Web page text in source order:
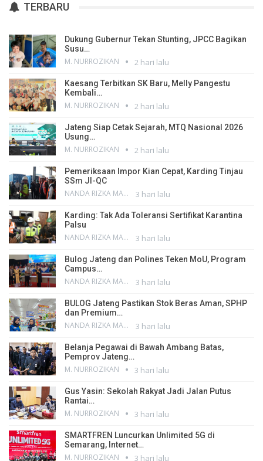
TERBARU
Dukung Gubernur Tekan Stunting, JPCC Bagikan
Susu…
M. NURROZIKAN 2 hari lalu
Kaesang Terbitkan SK Baru, Melly Pangestu
Kembali…
M. NURROZIKAN 2 hari lalu
Jateng Siap Cetak Sejarah, MTQ Nasional 2026
Usung…
M. NURROZIKAN 2 hari lalu
Pemeriksaan Impor Kian Cepat, Karding Tinjau
SSm JI-QC
NANDA RIZKA MAHENDRA 3 hari lalu
Karding: Tak Ada Toleransi Sertifikat Karantina
Palsu
NANDA RIZKA MAHENDRA 3 hari lalu
Bulog Jateng dan Polines Teken MoU, Program
Campus…
NANDA RIZKA MAHENDRA 3 hari lalu
BULOG Jateng Pastikan Stok Beras Aman, SPHP
dan Premium…
NANDA RIZKA MAHENDRA 3 hari lalu
Belanja Pegawai di Bawah Ambang Batas,
Pemprov Jateng…
M. NURROZIKAN 3 hari lalu
Gus Yasin: Sekolah Rakyat Jadi Jalan Putus
Rantai…
M. NURROZIKAN 3 hari lalu
SMARTFREN Luncurkan Unlimited 5G di
Semarang, Internet…
M. NURROZIKAN 3 hari lalu